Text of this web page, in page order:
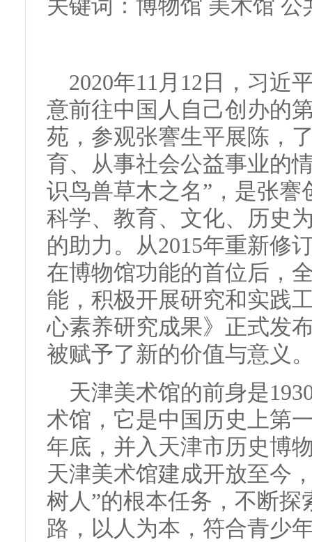
关键词：博物馆 美术馆
2020年11月12日，习近
意前往中国人自己创办的
苑，参观张謇生平展陈，
育、从事社会公益事业的
识鸟兽草木之名”，是张
科学、教育、文化、历史
的助力。从2015年重新修
在博物馆功能的首位后，
能，积极开展研究和实践
心素养研究成果》正式发
被赋予了新的价值与意义
天津美术馆的前身是
术馆，它是中国历史上第
年底，并入天津市历史博
天津美术馆建成开放至今
树人”的根本任务，不断
路，以人为本，符合青少